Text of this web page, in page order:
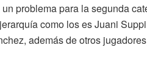
problema para la segunda
como los es Juani
además de otros